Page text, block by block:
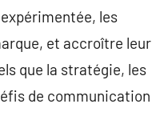
les
et accroître leur
que la stratégie, les
de communication